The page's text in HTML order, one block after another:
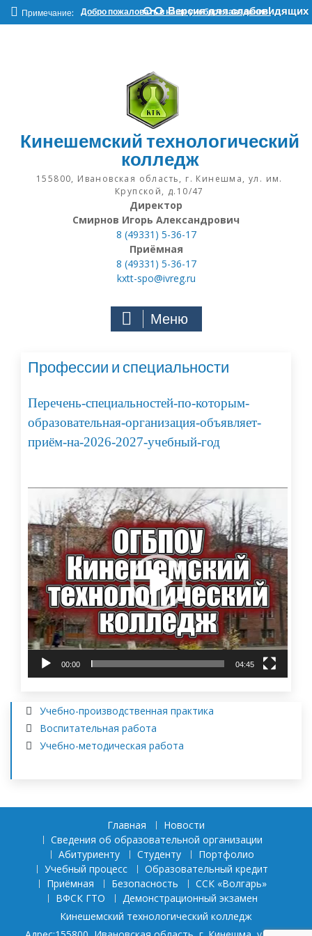
НаверхПримечание: Добро пожаловать в наше учебное заведение!
Версия для слабовидящих
Кинешемский технологический
колледж
155800, Ивановская область, г. Кинешма, ул. им.
Крупской, д.10/47
Директор
Смирнов Игорь Александрович
8 (49331) 5-36-17
Приёмная
8 (49331) 5-36-17
kxtt-spo@ivreg.ru
Меню
Профессии и специальности
Перечень-специальностей-по-которым-
образовательная-организация-объявляет-
приём-на-2026-2027-учебный-год
Видеоплеер
00:00 04:45
Учебно-производственная практика
Воспитательная работа
Учебно-методическая работа
Главная
Новости
Сведения об образовательной организации
Абитуриенту
Студенту
Портфолио
Учебный процесс
Образовательный кредит
Приёмная
Безопасность
ССК «Волгарь»
ВФСК ГТО
Демонстрационный экзамен
Кинешемский технологический колледж